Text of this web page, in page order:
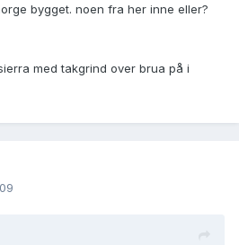
bygget. noen fra her inne eller?
med takgrind over brua på i